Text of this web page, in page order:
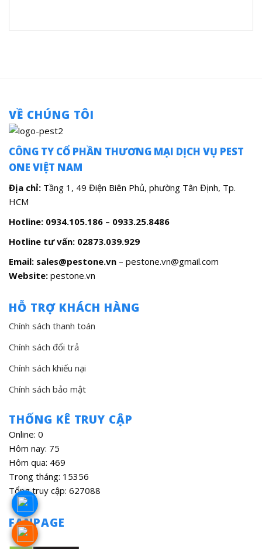
VỀ CHÚNG TÔI
CÔNG TY CỔ PHẦN THƯƠNG MẠI DỊCH VỤ PEST
ONE VIỆT NAM
Địa chỉ: Tầng 1, 49 Điện Biên Phủ, phường Tân Định, Tp.
HCM
Hotline: 0934.105.186 – 0933.25.8486
Hotline tư vấn: 02873.039.929
Email: sales@pestone.vn – pestone.vn@gmail.com
Website: pestone.vn
HỖ TRỢ KHÁCH HÀNG
Chính sách thanh toán
Chính sách đổi trả
Chính sách khiếu nại
Chính sách bảo mật
THỐNG KÊ TRUY CẬP
Online: 0
Hôm nay: 75
Hôm qua: 469
Trong tháng: 15356
Tổng truy cập: 627088
FANPAGE